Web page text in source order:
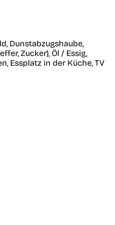
Dunstabzugshaube,
Zucker), Öl / Essig,
Essplatz in der Küche, TV